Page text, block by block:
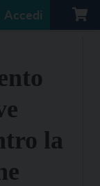
Accedi
la